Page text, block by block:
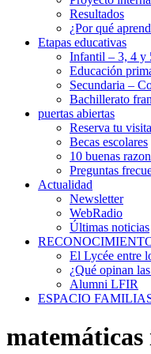
Resultados
¿Por qué
Etapas educativas
Infantil – 3, 4 y
Educación
Secundaria –
Bachillerato
puertas abiertas
Reserva tu
Becas escolares
10 buenas
Preguntas
Actualidad
Newsletter
WebRadio
Últimas noticias
El Lycée entre
¿Qué opinan
Alumni LFIR
ESPACIO